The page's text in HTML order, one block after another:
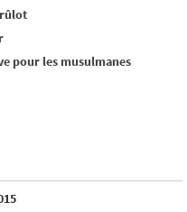
pour les musulmanes